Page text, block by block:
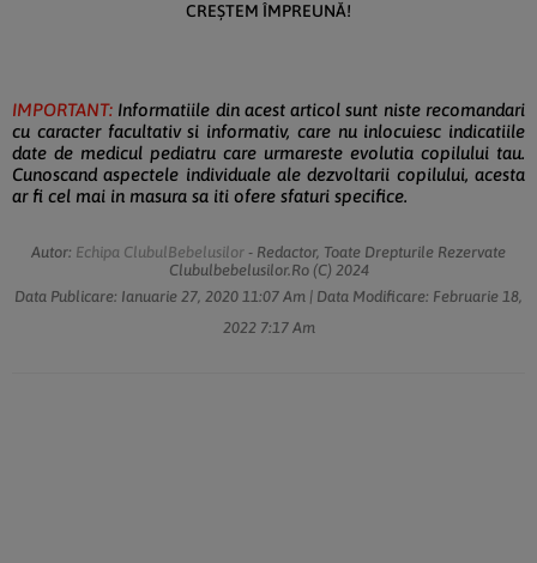
CREȘTEM ÎMPREUNĂ!
IMPORTANT: Informatiile din acest articol sunt niste recomandari
cu caracter facultativ si informativ, care nu inlocuiesc indicatiile
date de medicul pediatru care urmareste evolutia copilului tau.
Cunoscand aspectele individuale ale dezvoltarii copilului, acesta
ar fi cel mai in masura sa iti ofere sfaturi specifice.
Autor: Echipa ClubulBebelusilor - Redactor, Toate Drepturile Rezervate
Clubulbebelusilor.ro (c) 2024
Data Publicare: Ianuarie 27, 2020 11:07 Am | Data Modificare: Februarie 18,
2022 7:17 Am